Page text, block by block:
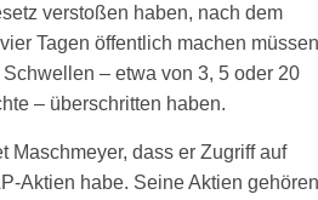
verstoßen haben, nach dem
Tagen öffentlich machen
– etwa von 3, 5 oder 20
– überschritten haben.
Maschmeyer, dass er Zugriff auf
Aktien habe. Seine Aktien